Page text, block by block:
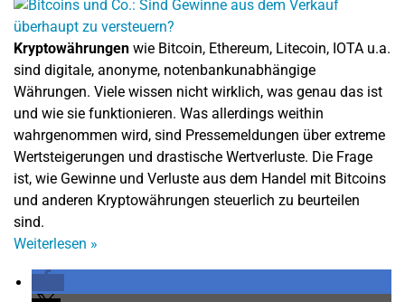
Kryptowährungen wie Bitcoin, Ethereum, Litecoin, IOTA u.a.
sind digitale, anonyme, notenbankunabhängige
Währungen. Viele wissen nicht wirklich, was genau das ist
und wie sie funktionieren. Was allerdings weithin
wahrgenommen wird, sind Pressemeldungen über extreme
Wertsteigerungen und drastische Wertverluste. Die Frage
ist, wie Gewinne und Verluste aus dem Handel mit Bitcoins
und anderen Kryptowährungen steuerlich zu beurteilen
sind.
Weiterlesen »